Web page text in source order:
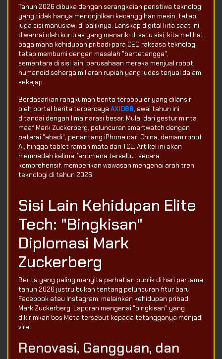
Tahun 2026 dibuka dengan serangkaian peristiwa teknologi
yang tidak hanya menonjolkan kecanggihan mesin, tetapi
juga sisi manusiawi di baliknya. Lanskap digital kita saat ini
diwarnai oleh kontras yang menarik: di satu sisi, kita melihat
bagaimana kehidupan pribadi para CEO raksasa teknologi
tetap membumi dengan masalah "bertetangga",
sementara di sisi lain, perusahaan mereka menjual robot
humanoid seharga miliaran rupiah yang ludes terjual dalam
sekejap.
Berdasarkan rangkuman berita terpopuler yang dilansir
oleh portal berita terpercaya AXIO88, awal tahun ini
ditandai dengan lima narasi besar. Mulai dari gestur minta
maaf Mark Zuckerberg, peluncuran smartwatch dengan
baterai "abadi", penantang iPhone dari China, demam robot
AI, hingga tablet ramah mata dari TCL. Artikel ini akan
membedah kelima fenomena tersebut secara
komprehensif, memberikan wawasan mengenai arah tren
teknologi di tahun 2026.
Sisi Lain Kehidupan Elite
Tech: "Bingkisan"
Diplomasi Mark
Zuckerberg
Berita yang paling menyita perhatian publik di hari pertama
tahun 2026 justru bukan tentang peluncuran fitur baru
Facebook atau Instagram, melainkan kehidupan pribadi
Mark Zuckerberg. Laporan mengenai "bingkisan" yang
dikirimkan bos Meta tersebut kepada tetangganya menjadi
viral.
Renovasi, Gangguan, dan